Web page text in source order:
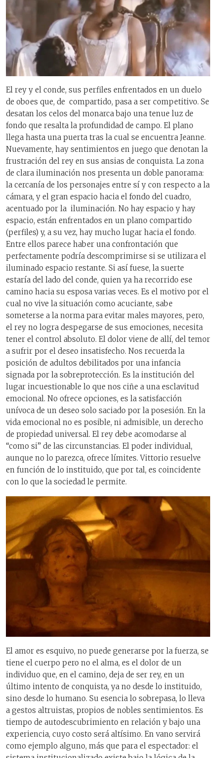
El rey y el conde, sus perfiles enfrentados en un duelo
de oboes que, de compartido, pasa a ser competitivo. Se
desatan los celos del monarca bajo una tenue luz de
fondo que resalta la profundidad de campo. El plano
llega hasta una puerta tras la cual se encuentra Jeanne.
Nuevamente, hay sentimientos en juego que denotan la
frustración del rey en sus ansias de conquista. La zona
de clara iluminación nos presenta un doble panorama:
la cercanía de los personajes entre sí y con respecto a la
cámara, y el gran espacio hacia el fondo del cuadro,
acentuado por la iluminación. No hay espacio y hay
espacio, están enfrentados en un plano compartido
(perfiles) y, a su vez, hay mucho lugar hacia el fondo.
Entre ellos parece haber una confrontación que
perfectamente podría descomprimirse si se utilizara el
iluminado espacio restante. Si así fuese, la suerte
estaría del lado del conde, quien ya ha recorrido ese
camino hacia su esposa varias veces. Es el motivo por el
cual no vive la situación como acuciante, sabe
someterse a la norma para evitar males mayores, pero,
el rey no logra despegarse de sus emociones, necesita
tener el control absoluto. El dolor viene de allí, del temor
a sufrir por el deseo insatisfecho. Nos recuerda la
posición de adultos debilitados por una infancia
signada por la sobreprotección. Es la institución del
lugar incuestionable lo que nos ciñe a una esclavitud
emocional. No ofrece opciones, es la satisfacción
unívoca de un deseo solo saciado por la posesión. En la
vida emocional no es posible, ni admisible, un derecho
de propiedad universal. El rey debe acomodarse al
“como si” de las circunstancias. El poder individual,
aunque no lo parezca, ofrece límites. Vittorio resuelve
en función de lo instituido, que por tal, es coincidente
con lo que la sociedad le permite.
El amor es esquivo, no puede generarse por la fuerza, se
tiene el cuerpo pero no el alma, es el dolor de un
individuo que, en el camino, deja de ser rey, en un
último intento de conquista, ya no desde lo instituido,
sino desde lo humano. Su esencia lo sobrepasa, lo lleva
a gestos altruistas, propios de nobles sentimientos. Es
tiempo de autodescubrimiento en relación y bajo una
experiencia, cuyo costo será altísimo. En vano servirá
como ejemplo alguno, más que para el espectador: el